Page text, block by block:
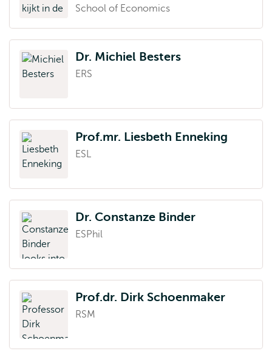
School of Economics
Dr. Michiel Besters
ERS
Prof.mr. Liesbeth Enneking
ESL
Dr. Constanze Binder
ESPhil
Prof.dr. Dirk Schoenmaker
RSM